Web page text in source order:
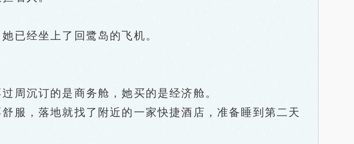
经坐上了回鹭岛的飞机。
沉订的是商务舱，她买的是经济舱。
，落地就找了附近的一家快捷酒店，准备睡到第二天